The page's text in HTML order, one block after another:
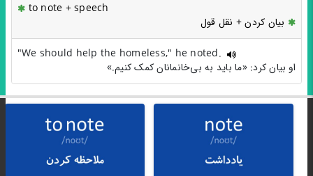
to note + speech
بیان کردن + نقل قول
"We should help the homeless," he noted.
او بیان کرد: «ما باید به بی‌خانمانان کمک کنیم.»